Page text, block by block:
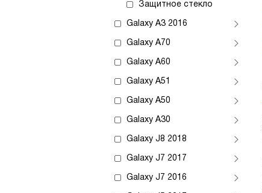
Защитное стекло
Galaxy A3 2016
Galaxy A70
Galaxy A60
Galaxy A51
Galaxy A50
Galaxy A30
Galaxy J8 2018
Galaxy J7 2017
Galaxy J7 2016